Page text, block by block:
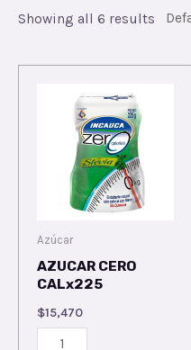
Showing all 6 results
Azúcar
AZUCAR CERO
CALx225
$15,470